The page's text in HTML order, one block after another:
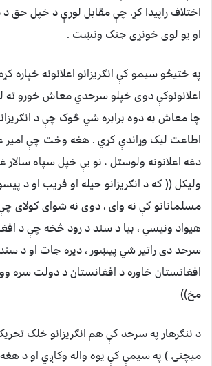
اختلاف راپيدا کړ. چې مقابل لورې د خپل حق د
او يو لوی خونړی جنګ ونښت .
په ختيځو سيمو کې انګريزانو اعلانونه خپاره
اعلانونوکې دوی خپلو سرحدي معاش خورو ته
چا معاش به دوه برابره شي څوک چې د
اطاعت ليک وړاندې کړي . هغه وخت چې امير
دغه اعلانونه ولوستل ، نو يې خپل سپاه سالار
وليکل (( که د انګريزانو حيله او فريب او د
مسلمانانو کې نه وای ، دوی نه شوای کولای
هيواد ونيسي ، بيا د سند د رود څخه چې د
سرحد دی راتير شي پيښور ، ديره جات او د
مخ))
د ننګرهار په سرحد کې هم انګريزانو خلک
ميچنۍ ) په سيمې کې يوه واله وکاږي او د